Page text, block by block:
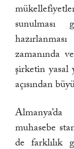
sunulması
zamanında
şirketin yasal
açısından
muhasebe
de farklılık